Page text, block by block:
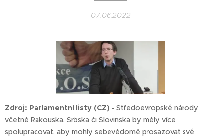
07.06.2022
Zdroj: Parlamentní listy (CZ) - Středoevropské národy
včetně Rakouska, Srbska či Slovinska by měly více
spolupracovat, aby mohly sebevědomě prosazovat své